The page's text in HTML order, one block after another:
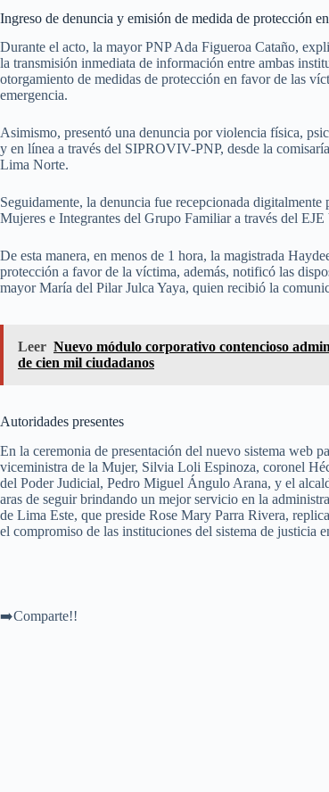
Ingreso de denuncia y emisión de medida de protección
Durante el acto, la mayor PNP Ada Figueroa Cataño,
la transmisión inmediata de información entre ambas
otorgamiento de medidas de protección en favor de las
emergencia.
Asimismo, presentó una denuncia por violencia física,
y en línea a través del SIPROVIV-PNP, desde la
Lima Norte.
Seguidamente, la denuncia fue recepcionada
Mujeres e Integrantes del Grupo Familiar a través del
De esta manera, en menos de 1 hora, la magistrada
protección a favor de la víctima, además, notificó las
mayor María del Pilar Julca Yaya, quien recibió la
Leer Nuevo módulo corporativo contencioso
de cien mil ciudadanos
Autoridades presentes
En la ceremonia de presentación del nuevo sistema web
viceministra de la Mujer, Silvia Loli Espinoza, coronel
del Poder Judicial, Pedro Miguel Ángulo Arana, y el
aras de seguir brindando un mejor servicio en la
de Lima Este, que preside Rose Mary Parra Rivera,
el compromiso de las instituciones del sistema de justicia
➡️Comparte!!